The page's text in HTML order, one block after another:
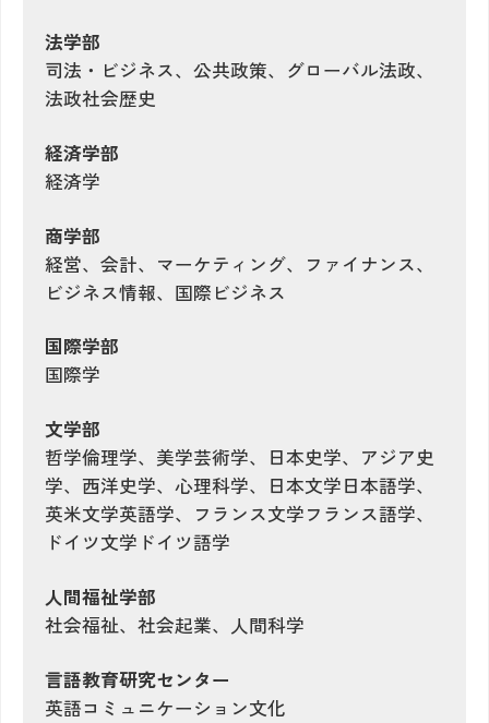
法学部
司法・ビジネス、公共政策、グローバル法政、
法政社会歴史
経済学部
経済学
商学部
経営、会計、マーケティング、ファイナンス、
ビジネス情報、国際ビジネス
国際学部
国際学
文学部
哲学倫理学、美学芸術学、日本史学、アジア史
学、西洋史学、心理科学、日本文学日本語学、
英米文学英語学、フランス文学フランス語学、
ドイツ文学ドイツ語学
人間福祉学部
社会福祉、社会起業、人間科学
言語教育研究センター
英語コミュニケーション文化